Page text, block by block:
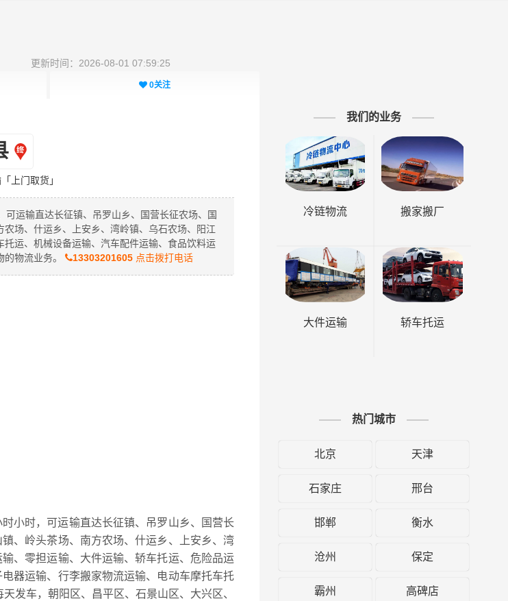
更新时间：2026-08-01 07:59:25
0关注
上门取货」
运输直达长征镇、吊罗山乡、国营长征农场、国
场、什运乡、上安乡、湾岭镇、乌石农场、阳江
运、机械设备运输、汽车配件运输、食品饮料运
物流业务。
13303201605点击拨打电话
小时，可运输直达长征镇、吊罗山乡、国营长
、岭头茶场、南方农场、什运乡、上安乡、湾
、零担运输、大件运输、轿车托运、危险品运
器运输、行李搬家物流运输、电动车摩托车托
发车，朝阳区、昌平区、石景山区、大兴区、
我们的业务
冷链物流 搬家搬厂
大件运输 轿车托运
热门城市
北京 天津
石家庄 邢台
邯郸 衡水
沧州 保定
霸州 高碑店